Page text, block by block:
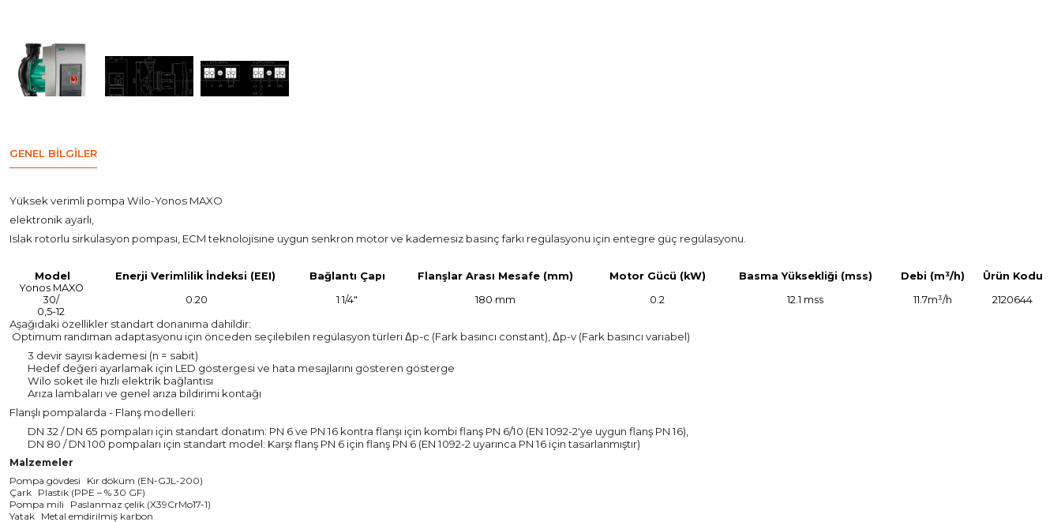
GENEL BILGILER
Yüksek verimli pompa Wilo-Yonos MAXO
elektronik ayarlı,
Islak rotorlu sirkülasyon pompası, ECM teknolojisine uygun senkron motor ve kademesiz basınç farkı regülasyonu için entegre güç regülasyonu.
Model Enerji Verimlilik İndeksi (EEI) Bağlantı Çapı Flanşlar Arası Mesafe (mm) Motor Gücü (kW) Basma Yüksekliği (mss) Debi (m³/h)
Ürün Kodu
Yonos MAXO
30/
0,5-12
0.20 1 1/4" 180 mm 0.2 12.1 mss 11.7m³/h 2120644
Aşağıdaki özellikler standart donanıma dahildir:
Optimum randıman adaptasyonu için önceden seçilebilen regülasyon türleri Δp-c (Fark basıncı constant), Δp-v (Fark basıncı variabel)
3 devir sayısı kademesi (n = sabit)
Hedef değeri ayarlamak için LED göstergesi ve hata mesajlarını gösteren gösterge
Wilo soket ile hızlı elektrik bağlantısı
Arıza lambaları ve genel arıza bildirimi kontağı
Flanşlı pompalarda - Flanş modelleri:
DN 32 / DN 65 pompaları için standart donatım: PN 6 ve PN 16 kontra flanşı için kombi flanş PN 6/10 (EN 1092-2'ye uygun flanş PN 16),
DN 80 / DN 100 pompaları için standart model: Karşı flanş PN 6 için flanş PN 6 (EN 1092-2 uyarınca PN 16 için tasarlanmıştır)
Malzemeler
Pompa gövdesi
Kır döküm (EN-GJL-200)
Çark Plastik (PPE – % 30 GF)
Pompa mili
Paslanmaz çelik (X39CrMo17-1)
Yatak Metal emdirilmiş karbon